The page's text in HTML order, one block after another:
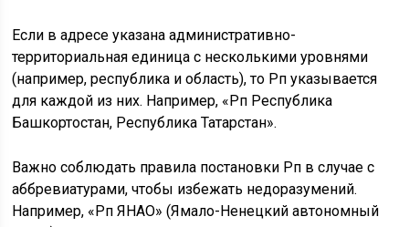
Если в адресе указана административно-
территориальная единица с несколькими уровнями
(например, республика и область), то Рп указывается
для каждой из них. Например, «Рп Республика
Башкортостан, Республика Татарстан».
Важно соблюдать правила постановки Рп в случае с
аббревиатурами, чтобы избежать недоразумений.
Например, «Рп ЯНАО» (Ямало-Ненецкий автономный